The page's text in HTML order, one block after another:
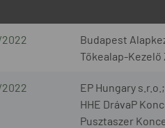
Budapest
Tőkealap-Kezelő
EP Hungary
HHE DrávaP
Pusztaszer